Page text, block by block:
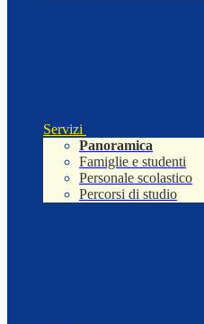
Servizi
Panoramica
Famiglie e studenti
Personale scolastico
Percorsi di studio